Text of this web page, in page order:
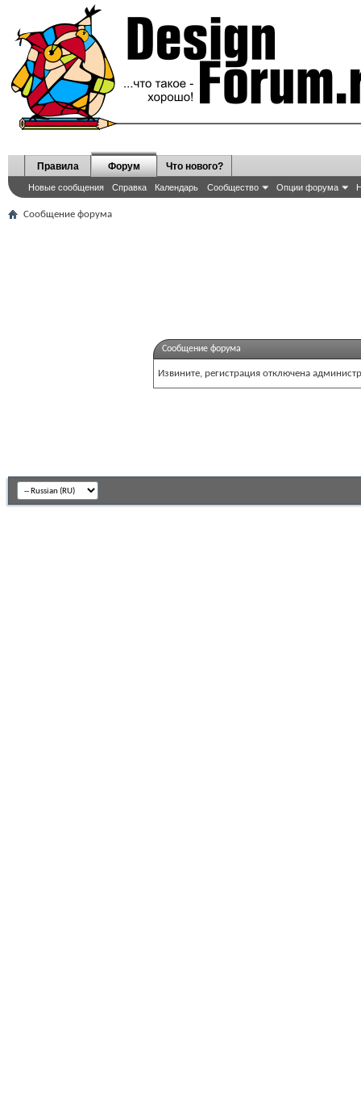
Правила Форум
Новые сообщения Справка Календарь Сообщество Опции форума
Что нового?
Сообщение форума
Сообщение форума
Извините, регистрация отключена